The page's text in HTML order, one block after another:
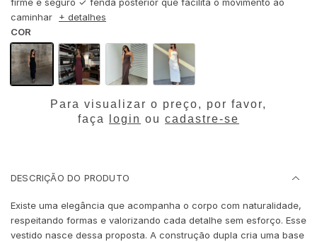
caminhar
+ detalhes
COR
Para visualizar o preço, por favor,
faça
login ou cadastre-se
DESCRIÇÃO DO PRODUTO
Existe uma elegância que acompanha o corpo com naturalidade,
respeitando formas e valorizando cada detalhe sem esforço. Esse
vestido nasce dessa proposta. A construção dupla cria uma base